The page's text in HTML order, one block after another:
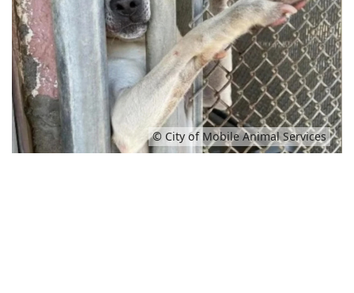
© City of Mobile Animal Services